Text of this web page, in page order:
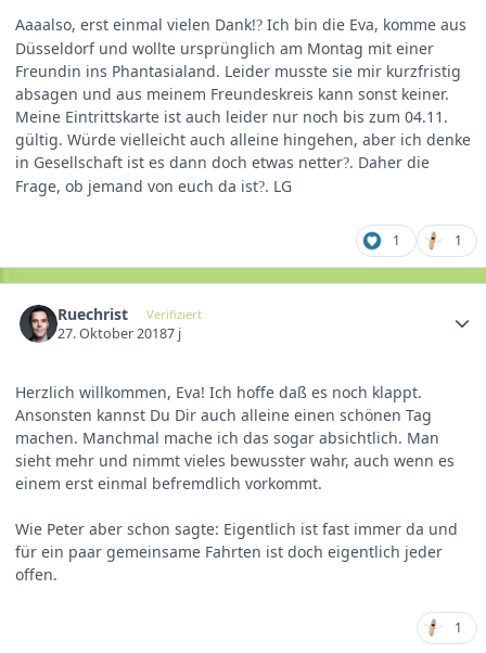
Aaaalso, erst einmal vielen Dank!? Ich bin die Eva, komme aus
Düsseldorf und wollte ursprünglich am Montag mit einer
Freundin ins Phantasialand. Leider musste sie mir kurzfristig
absagen und aus meinem Freundeskreis kann sonst keiner.
Meine Eintrittskarte ist auch leider nur noch bis zum 04.11.
gültig. Würde vielleicht auch alleine hingehen, aber ich denke
in Gesellschaft ist es dann doch etwas netter?. Daher die
Frage, ob jemand von euch da ist?. LG
1 1
Ruechrist Verifiziert
27. Oktober 20187 j
Herzlich willkommen, Eva! Ich hoffe daß es noch klappt.
Ansonsten kannst Du Dir auch alleine einen schönen Tag
machen. Manchmal mache ich das sogar absichtlich. Man
sieht mehr und nimmt vieles bewusster wahr, auch wenn es
einem erst einmal befremdlich vorkommt.
Wie Peter aber schon sagte: Eigentlich ist fast immer da und
für ein paar gemeinsame Fahrten ist doch eigentlich jeder
offen.
1